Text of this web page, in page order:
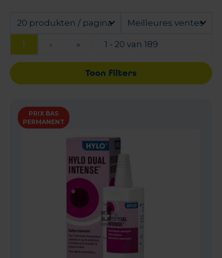
20 produkten / pagina Meilleures ventes
1 › » 1 - 20 van 189
Toon filters
PRIX BAS
PERMANENT